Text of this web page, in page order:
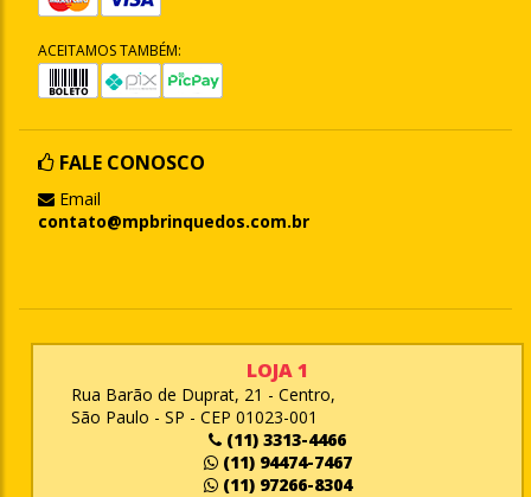
ACEITAMOS TAMBÉM:
FALE CONOSCO
Email
contato@mpbrinquedos.com.br
LOJA 1
Rua Barão de Duprat, 21 - Centro,
São Paulo - SP - CEP 01023-001
(11) 3313-4466
(11) 94474-7467
(11) 97266-8304